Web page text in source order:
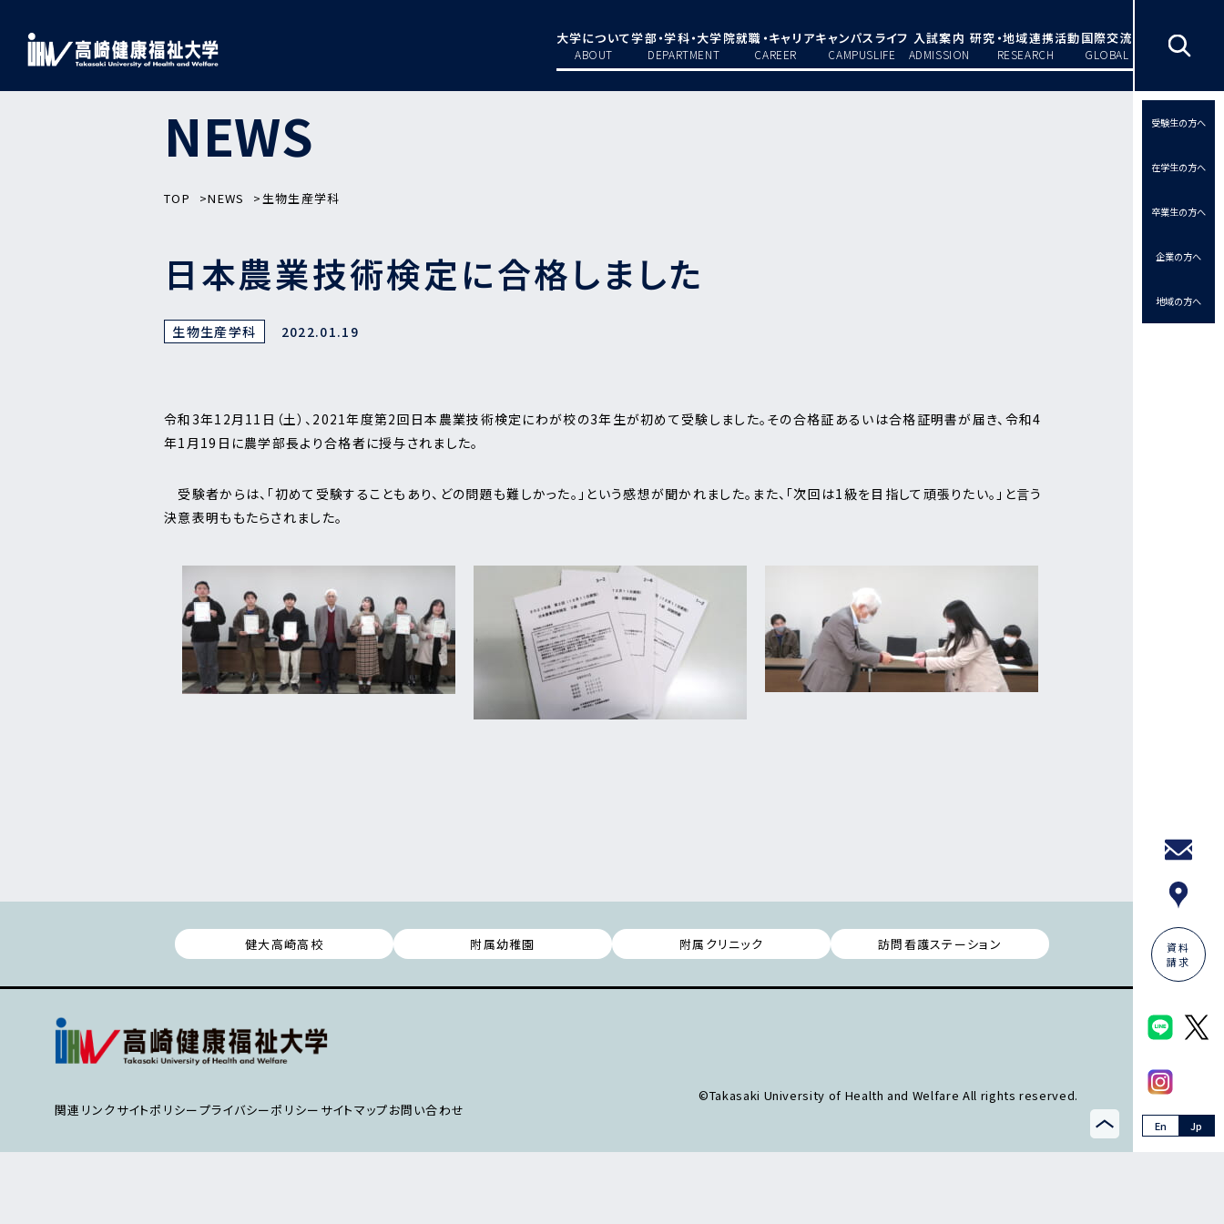
大学について
ABOUT
学部・学科・大学院
DEPARTMENT
就職・キャリア
CAREER
キャンパスライフ
CAMPUSLIFE
入試案内
ADMISSION
研究・地域連携活動
RESEARCH
国際交流
GLOBAL
受験生の方へ
在学生の方へ
卒業生の方へ
企業の方へ
地域の方へ
資料
請求
En Jp
NEWS
TOP NEWS 生物生産学科
日本農業技術検定に合格しました
生物生産学科 2022.01.19
令和3年12月11日（土）、2021年度第2回日本農業技術検定にわが校の3年生が初めて受験しました。その合格証あるいは合格証明書が届き、令和4
年1月19日に農学部長より合格者に授与されました。
受験者からは、「初めて受験することもあり、どの問題も難しかった。」という感想が聞かれました。また、「次回は1級を目指して頑張りたい。」と言う
決意表明ももたらされました。
健大高崎高校 附属幼稚園 附属クリニック 訪問看護ステーション
関連リンクサイトポリシープライバシーポリシー サイトマップお問い合わせ
©Takasaki University of Health and Welfare All rights reserved.